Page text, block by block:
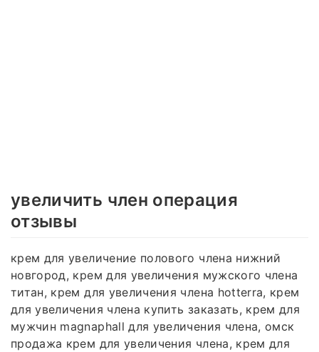
увеличить член операция
отзывы
крем для увеличение полового члена нижний
новгород, крем для увеличения мужского члена
титан, крем для увеличения члена hotterra, крем
для увеличения члена купить заказать, крем для
мужчин magnaphall для увеличения члена, омск
продажа крем для увеличения члена, крем для